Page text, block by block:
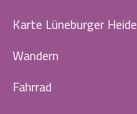
Karte Lüneburger Heide
Wandern
Fahrrad